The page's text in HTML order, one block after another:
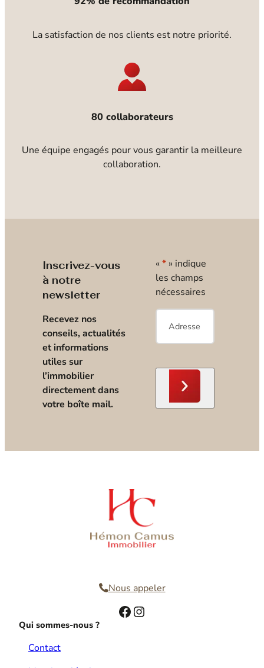
La satisfaction de nos clients est notre priorité.
80 collaborateurs
Une équipe engagés pour vous garantir la meilleure
collaboration.
Inscrivez-vous
à notre
newsletter
Recevez nos
conseils, actualités
et informations
utiles sur
l’immobilier
directement dans
votre boîte mail.
« * » indique
les champs
nécessaires
E-
mail*
Nous appeler
Facebook Instagram
Qui sommes-nous ?
Contact